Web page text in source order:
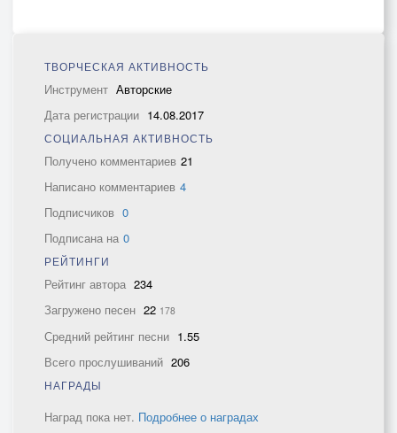
ТВОРЧЕСКАЯ АКТИВНОСТЬ
Инструмент Авторские
Дата регистрации 14.08.2017
СОЦИАЛЬНАЯ АКТИВНОСТЬ
Получено комментариев 21
Написано комментариев 4
Подписчиков 0
Подписана на 0
РЕЙТИНГИ
Рейтинг автора 234
Загружено песен 22 178
Средний рейтинг песни 1.55
Всего прослушиваний 206
НАГРАДЫ
Наград пока нет. Подробнее о наградах